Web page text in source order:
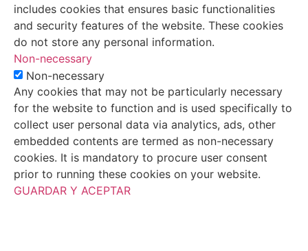
includes cookies that ensures basic functionalities
and security features of the website. These cookies
do not store any personal information.
Non-necessary
Non-necessary
Any cookies that may not be particularly necessary
for the website to function and is used specifically to
collect user personal data via analytics, ads, other
embedded contents are termed as non-necessary
cookies. It is mandatory to procure user consent
prior to running these cookies on your website.
GUARDAR Y ACEPTAR